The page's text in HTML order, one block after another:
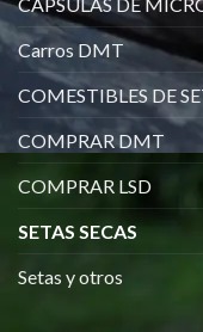
Carros DMT
COMESTIBLES DE
COMPRAR DMT
COMPRAR LSD
SETAS SECAS
Setas y otros